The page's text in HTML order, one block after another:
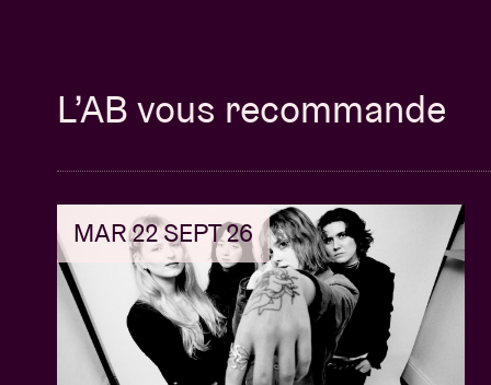
L’AB vous recommande
MAR 22 SEPT 26